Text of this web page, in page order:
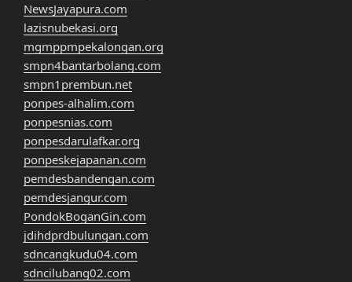
NewsJayapura.com
lazisnubekasi.org
mgmppmpekalongan.org
smpn4bantarbolang.com
smpn1prembun.net
ponpes-alhalim.com
ponpesnias.com
ponpesdarulafkar.org
ponpeskejapanan.com
pemdesbandengan.com
pemdesjangur.com
PondokBoganGin.com
jdihdprdbulungan.com
sdncangkudu04.com
sdncilubang02.com